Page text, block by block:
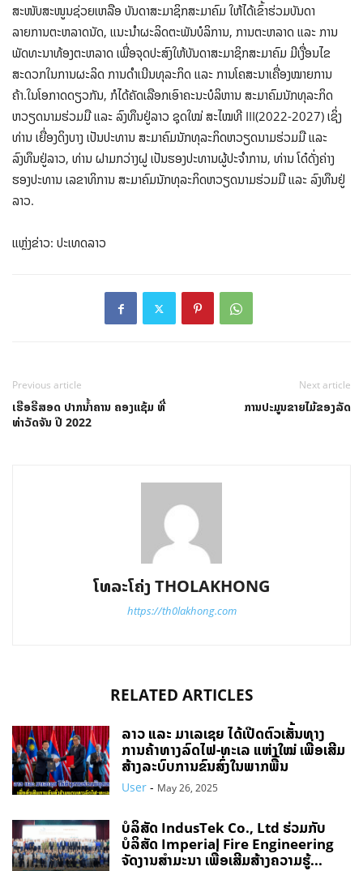
ສະໜັບສະໜູນຊ່ວຍເຫລືອ ບັນດາສະມາຊິກສະມາຄົມ ໃຫ້ໄດ້ເຂົ້າຮ່ວມບັນດາ
ລາຍການຕະຫລາດນັດ, ແນະນໍາຜະລິດຕະພັນບໍລິການ, ການຕະຫລາດ ແລະ ການ
ພັດທະນາທ້ອງຕະຫລາດ ເພື່ອຈຸດປະສົງໃຫ້ບັນດາສະມາຊິກສະມາຄົມ ມີເງື່ອນໄຂ
ສະດວກໃນການຜະລິດ ການດຳເນີນທຸລະກິດ ແລະ ການໂຄສະນາເຄື່ອງໝາຍການ
ຄ້າ.ໃນໂອກາດດຽວກັນ, ກໍໄດ້ຄັດເລືອກເອົາຄະນະບໍລິຫານ ສະມາຄົມນັກທຸລະກິດ
ຫວຽດນາມຮ່ວມມື ແລະ ລົງທຶນຢູ່ລາວ ຊຸດໃໝ່ ສະໄໝທີ III(2022-2027) ເຊິ່ງ
ທ່ານ ເຍື່ອງດິງບາງ ເປັນປະທານ ສະມາຄົມນັກທຸລະກິດຫວຽດນາມຮ່ວມມື ແລະ
ລົງທຶນຢູ່ລາວ, ທ່ານ ຝາມກວ່າງຝູ ເປັນຮອງປະທານຜູ້ປະຈຳການ, ທ່ານ ໂດ໋ດັ່ງຄ່າງ
ຮອງປະທານ ເລຂາທິການ ສະມາຄົມນັກທຸລະກິດຫວຽດນາມຮ່ວມມື ແລະ ລົງທຶນຢູ່
ລາວ.
ແຫຼ່ງຂ່າວ: ປະເທດລາວ
Previous article
ເຮືອຣີສອດ ປາກນໍ້າຄານ ຄອງແຊ້ມ ທີ່
ທ່າວັດຈັນ ປີ 2022
Next article
ການປະມູນຂາຍໄມ້ຂອງລັດ
ໂທລະໂຄ່ງ THOLAKHONG
https://th0lakhong.com
RELATED ARTICLES
ລາວ ແລະ ມາເລເຊຍ ໄດ້ເປີດຕົວເສັ້ນທາງ
ການຄ້າທາງລົດໄຟ-ທະເລ ແຫ່ງໃໝ່ ເພື່ອເສີມ
ສ້າງລະບົບການຂົນສົ່ງໃນພາກພື້ນ
User - May 26, 2025
ບໍລິສັດ IndusTek Co., Ltd ຮ່ວມກັບ
ບໍລິສັດ Imperial Fire Engineering
ຈັດງານສຳມະນາ ເພື່ອເສີມສ້າງຄວາມຮູ້...